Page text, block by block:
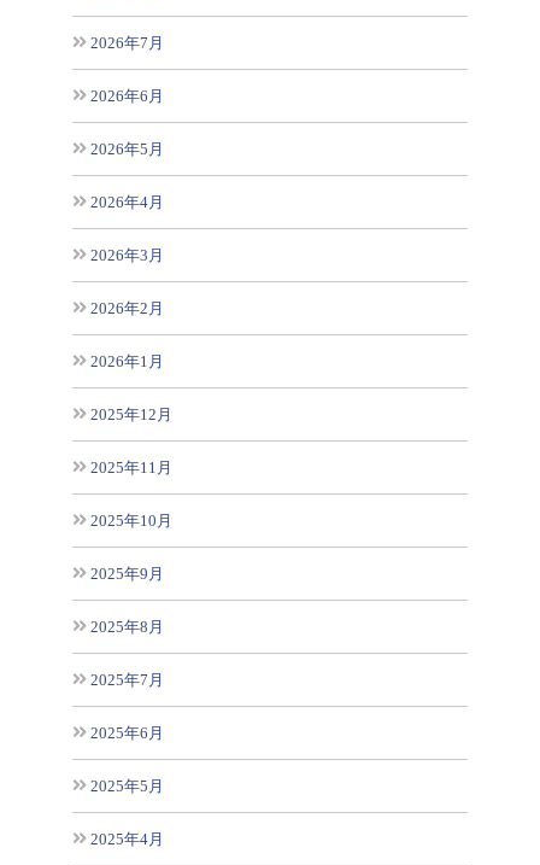
2026年7月
2026年6月
2026年5月
2026年4月
2026年3月
2026年2月
2026年1月
2025年12月
2025年11月
2025年10月
2025年9月
2025年8月
2025年7月
2025年6月
2025年5月
2025年4月